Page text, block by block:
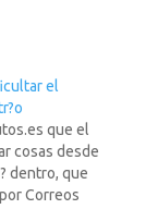
el
que el
cosas desde
dentro, que
Correos